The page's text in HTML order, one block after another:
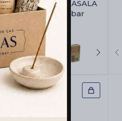
INCIENSO HEM MASALA
CAJA X12 - Ambar
442